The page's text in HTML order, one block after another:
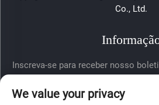
Co., Ltd.
Inscreva-se para receber nosso
We value your privacy